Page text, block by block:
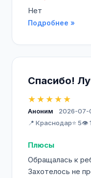
Нет
Подробнее »
Спасибо!
★★★★★
Аноним
2026-07-
📍 Краснодар⭐ 5👁️
Плюсы
Обращалась к
Захотелось не